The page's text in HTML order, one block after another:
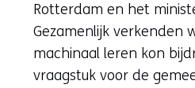
Rotterdam en het
Gezamenlijk verkenden
machinaal leren kon
vraagstuk voor de